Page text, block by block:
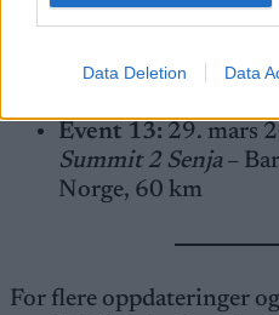
Data Deletion Data
Event 11:21. mars
Event 12:28. mars
Event 13: 29. mars
Summit 2 Senja–
Norge, 60 km
For flere oppdateringer